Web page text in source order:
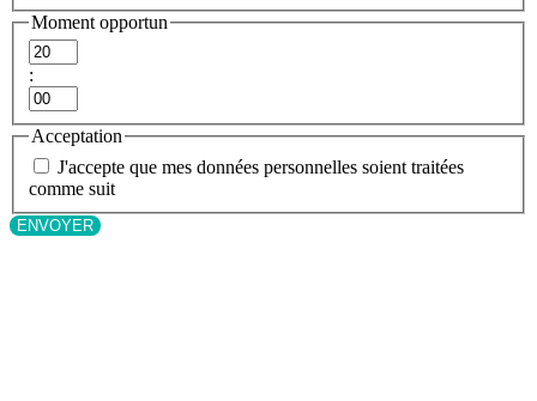
Moment opportun
Heures
:
Minutes
Acceptation
J'accepte que mes données personnelles soient traitées
comme suit